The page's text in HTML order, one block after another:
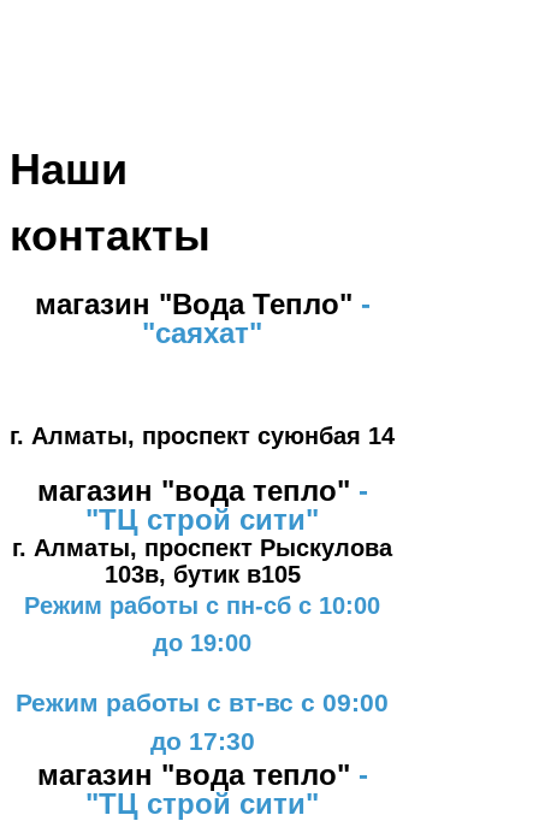
Наши
контакты
магазин "Вода Тепло" -
"саяхат"
г. Алматы, проспект суюнбая 14
магазин "вода тепло" -
"ТЦ строй сити"
г. Алматы, проспект Рыскулова
103в, бутик в105
Режим работы с пн-сб с 10:00
до 19:00
Режим работы с вт-вс с 09:00
до 17:30
магазин "вода тепло" -
"ТЦ строй сити"